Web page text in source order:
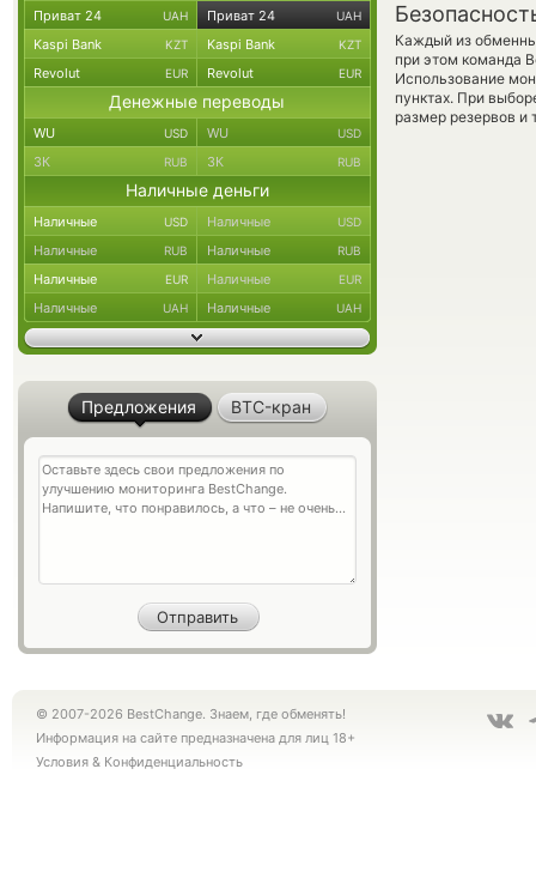
Каждый из
при этом команда
Использование
пунктах. При
размер резервов и
Приват 24 UAH Приват 24 UAH
Kaspi Bank KZT Kaspi Bank KZT
Revolut EUR Revolut EUR
Денежные переводы
WU USD WU USD
ЗК RUB ЗК RUB
Наличные деньги
Наличные USD Наличные USD
Наличные RUB Наличные RUB
Наличные EUR Наличные EUR
Наличные UAH Наличные UAH
Предложения BTC-кран
© 2007-2026 BestChange. Знаем, где обменять!
Информация на сайте предназначена для лиц 18+
Условия & Конфиденциальность